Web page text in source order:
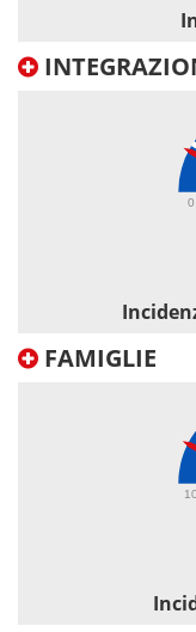
0
FAMIGLIE
10